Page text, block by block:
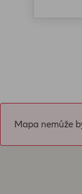
Mapa nemůže